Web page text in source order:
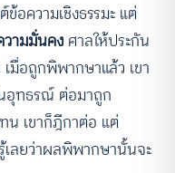
อความเชิงธรรมะ แต่
ามมั่นคง ศาลให้ประกัน
มื่อถูกพิพากษาแล้ว เขา
อุทธรณ์ ต่อมาถูก
น เขาก็ฎีกาต่อ แต่
เลยว่าผลพิพากษานั้นจะ